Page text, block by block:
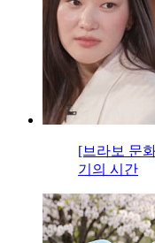
[브라보 문
기의 시간